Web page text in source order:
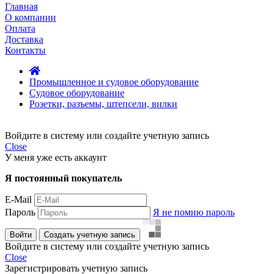
Главная
О компании
Оплата
Доставка
Контакты
Промышленное и судовое оборудование
Судовое оборудование
Розетки, разъемы, штепсели, вилки
Войдите в систему или создайте учетную запись
Close
У меня уже есть аккаунт
Я постоянный покупатель
E-Mail
Пароль
Я не помню пароль
Войти Создать учетную запись
Войдите в систему или создайте учетную запись
Close
Зарегистрировать учетную запись